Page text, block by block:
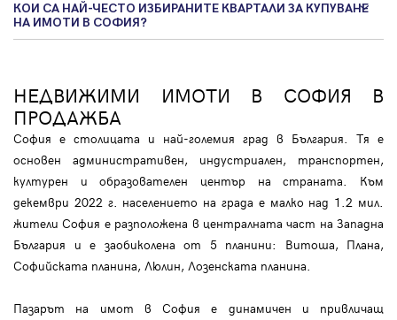
КОИ СА НАЙ-ЧЕСТО ИЗБИРАНИТЕ КВАРТАЛИ ЗА КУПУВАНЕ
НА ИМОТИ В СОФИЯ?
НЕДВИЖИМИ ИМОТИ В СОФИЯ В
ПРОДАЖБА
София е столицата и най-големия град в България. Тя е
основен административен, индустриален, транспортен,
културен и образователен център на страната. Към
декември 2022 г. населението на града е малко над 1.2 мил.
жители София е разположена в централната част на Западна
България и е заобиколена от 5 планини: Витоша, Плана,
Софийската планина, Люлин, Лозенската планина.
Пазарът на имот в София е динамичен и привличащ